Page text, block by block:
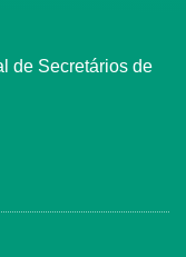
de Secretários de